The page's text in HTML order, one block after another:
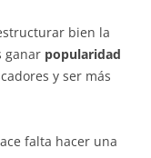
bien la
ganar popularidad
y ser más
falta hacer una